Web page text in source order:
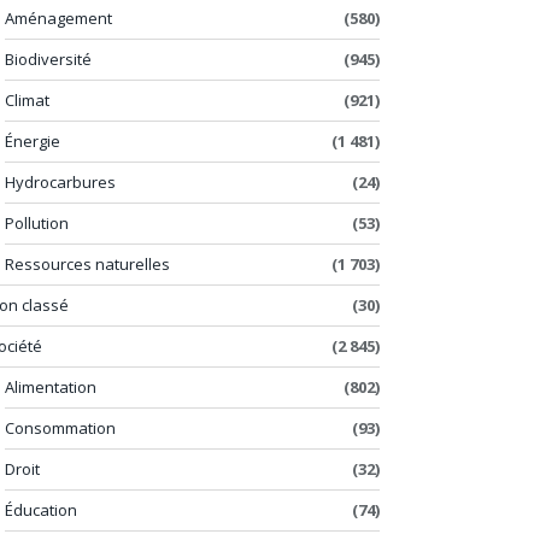
Aménagement
(580)
Biodiversité
(945)
Climat
(921)
Énergie
(1 481)
Hydrocarbures
(24)
Pollution
(53)
Ressources naturelles
(1 703)
classé
(30)
(2 845)
Alimentation
(802)
Consommation
(93)
Droit
(32)
Éducation
(74)